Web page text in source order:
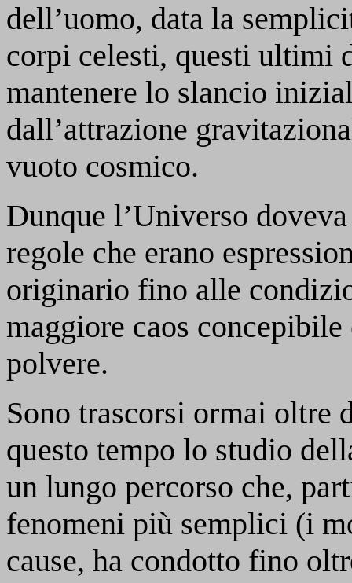
dell’uomo, data la
corpi celesti, questi ultimi
mantenere lo slancio
dall’attrazione
vuoto cosmico.
Dunque l’Universo
regole che erano
originario fino alle
maggiore caos
polvere.
Sono trascorsi ormai oltre
questo tempo lo studio
un lungo percorso che,
fenomeni più semplici (i
cause, ha condotto fino